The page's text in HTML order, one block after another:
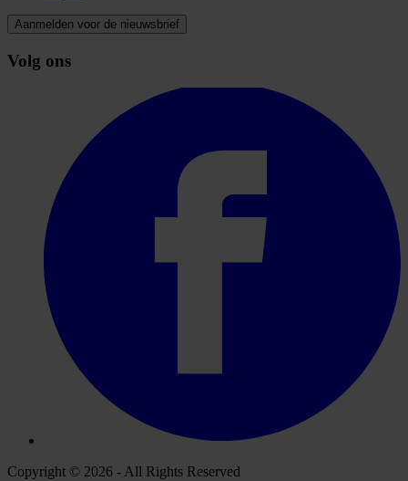
Aanmelden voor de nieuwsbrief
Volg ons
Copyright © 2026 - All Rights Reserved